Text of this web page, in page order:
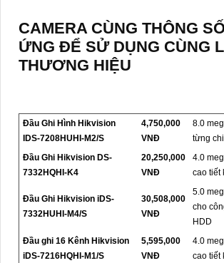
CAMERA CÙNG THÔNG
ỨNG ĐỂ SỬ DỤNG CÙNG
THƯƠNG HIỆU
Đầu Ghi Hình Hikvision
IDS-7208HUHI-M2/S
4,750,000
VNĐ
8.0
từng
Đầu Ghi Hikvision DS-
7332HQHI-K4
20,250,000
VNĐ
4.0
cao tiết
Đầu Ghi Hikvision iDS-
7332HUHI-M4/S
30,508,000
VNĐ
5.0
cho
HDD
Đầu ghi 16 Kênh Hikvision
iDS-7216HQHI-M1/S
5,595,000
VNĐ
4.0
cao tiết